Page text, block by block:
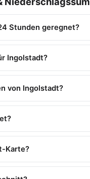
Stunden geregnet?
Ingolstadt?
von Ingolstadt?
Karte?